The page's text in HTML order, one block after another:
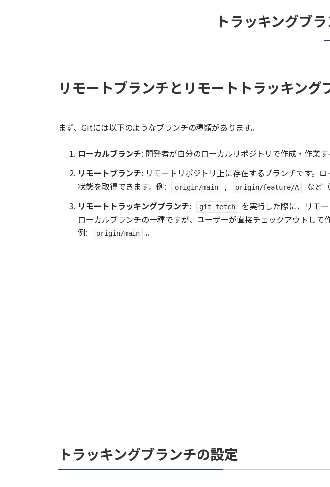
トラッキングブ
リモートブランチとリモートトラッキング
まず、Gitには以下のようなブランチの種類があります。
ローカルブランチ: 開発者が自分のローカルリポジトリで作成・作業
リモートブランチ: リモートリポジトリ上に存在するブランチです。
状態を取得できます。例:
origin/main , origin/feature/A など（
リモートトラッキングブランチ: git fetch
を実行した際に、リモ
ローカルブランチの一種ですが、ユーザーが直接チェックアウトして
例:
origin/main 。
トラッキングブランチの設定